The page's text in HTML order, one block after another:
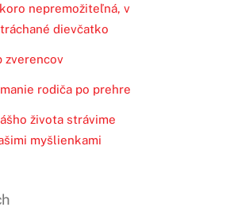
nepremožiteľná, v
dievčatko
zverencov
rodiča po prehre
života strávime
myšlienkami